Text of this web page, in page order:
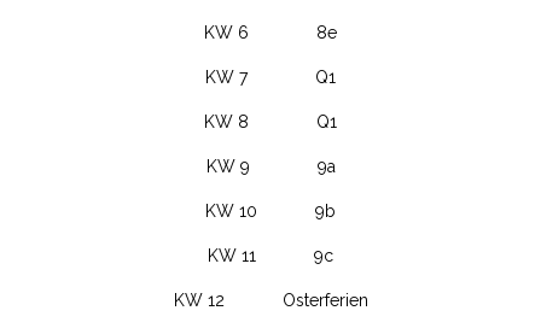
KW 6 8e
KW 7 Q1
KW 8 Q1
KW 9 9a
KW 10 9b
KW 11 9c
KW 12 Osterferien